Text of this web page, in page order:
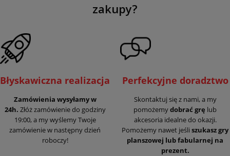
zakupy?
Błyskawiczna realizacja
Zamówienia wysyłamy w
24h. Złóż zamówienie do godziny
19:00, a my wyślemy Twoje
zamówienie w następny dzień
roboczy!
Perfekcyjne doradztwo
Skontaktuj się z nami, a my
pomożemydobrać grę lub
akcesoria idealne do okazji.
Pomożemy nawet jeśli szukasz gry
planszowej lub fabularnej na
prezent.